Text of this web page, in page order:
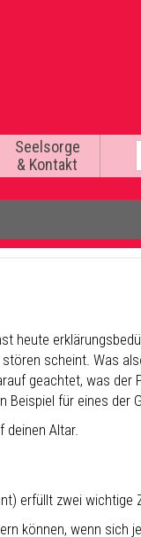
Seelsorge
& Kontakt
heute
scheint. Was
geachtet, was der
Beispiel für eines der
deinen Altar.
erfüllt zwei wichtige
können, wenn sich